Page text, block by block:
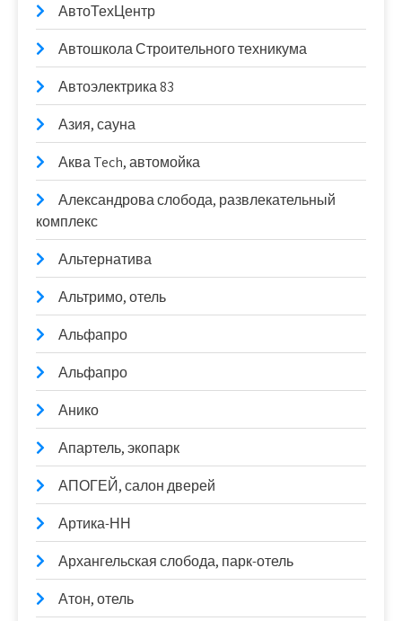
АвтоТехЦентр
Автошкола Строительного техникума
Автоэлектрика 83
Азия, сауна
Аква Tech, автомойка
Александрова слобода, развлекательный
комплекс
Альтернатива
Альтримо, отель
Альфапро
Альфапро
Анико
Апартель, экопарк
АПОГЕЙ, салон дверей
Артика-НН
Архангельская слобода, парк-отель
Атон, отель